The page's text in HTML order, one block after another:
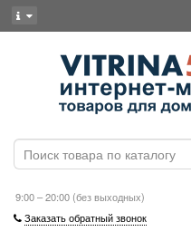
9:00 – 20:00 (без выходных)
Заказать обратный звонок